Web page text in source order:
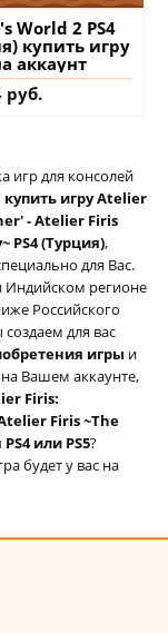
World 2 PS4
купить игру
аккаунт
руб.
игр для консолей
купить игру Atelier
- Atelier Firis
PS4 (Турция),
для Вас.
Индийском регионе
Российского
для вас
игры и
на Вашем аккаунте,
Firis:
Firis ~The
или PS5?
будет у вас на